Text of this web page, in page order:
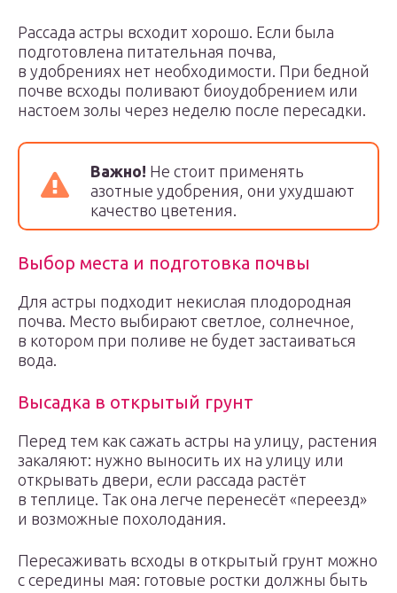
Рассада астры всходит хорошо. Если была
подготовлена питательная почва,
в удобрениях нет необходимости. При бедной
почве всходы поливают биоудобрением или
настоем золы через неделю после пересадки.
Важно! Не стоит применять
азотные удобрения, они ухудшают
качество цветения.
Выбор места и подготовка почвы
Для астры подходит некислая плодородная
почва. Место выбирают светлое, солнечное,
в котором при поливе не будет застаиваться
вода.
Высадка в открытый грунт
Перед тем как сажать астры на улицу, растения
закаляют: нужно выносить их на улицу или
открывать двери, если рассада растёт
в теплице. Так она легче перенесёт «переезд»
и возможные похолодания.
Пересаживать всходы в открытый грунт можно
с середины мая: готовые ростки должны быть